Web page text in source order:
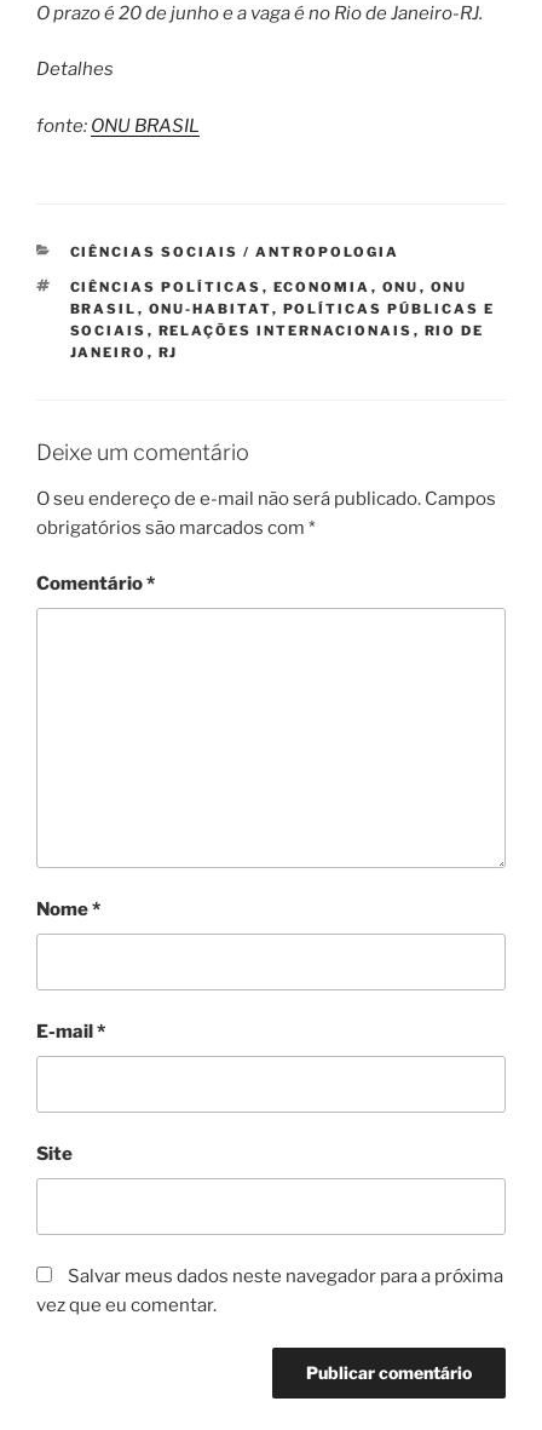
O prazo é 20 de junho e a vaga é no Rio de Janeiro-RJ.
Detalhes
fonte: ONU BRASIL
CATEGORIAS
CIÊNCIAS SOCIAIS / ANTROPOLOGIA
TAGS
CIÊNCIAS POLÍTICAS , ECONOMIA , ONU , ONU
BRASIL , ONU-HABITAT, POLÍTICAS PÚBLICAS E
SOCIAIS , RELAÇÕES INTERNACIONAIS , RIO DE
JANEIRO , RJ
Deixe um comentário
O seu endereço de e-mail não será publicado. Campos
obrigatórios são marcados com *
Comentário*
Nome*
E-mail*
Site
Salvar meus dados neste navegador para a próxima
vez que eu comentar.